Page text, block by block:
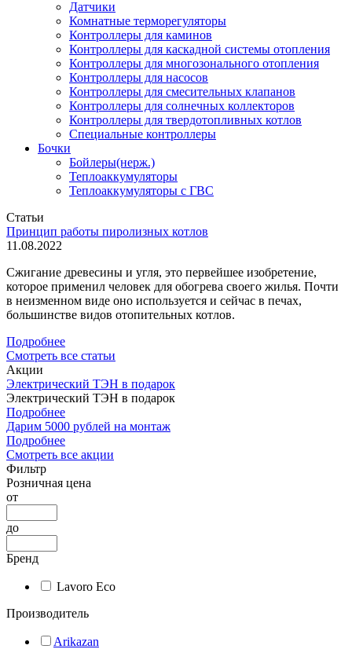
Датчики
Комнатные терморегуляторы
Контроллеры для каминов
Контроллеры для каскадной системы отопления
Контроллеры для многозонального отопления
Контроллеры для насосов
Контроллеры для смесительных клапанов
Контроллеры для солнечных коллекторов
Контроллеры для твердотопливных котлов
Специальные контроллеры
Бочки
Бойлеры(нерж.)
Теплоаккумуляторы
Теплоаккумуляторы с ГВС
Статьи
Принцип работы пиролизных котлов
11.08.2022
Сжигание древесины и угля, это первейшее изобретение,
которое применил человек для обогрева своего жилья. Почти
в неизменном виде оно используется и сейчас в печах,
большинстве видов отопительных котлов.
Подробнее
Смотреть все статьи
Акции
Электрический ТЭН в подарок
Электрический ТЭН в подарок
Подробнее
Дарим 5000 рублей на монтаж
Подробнее
Смотреть все акции
Фильтр
Розничная цена
от
до
Бренд
Lavoro Eco
Производитель
Arikazan